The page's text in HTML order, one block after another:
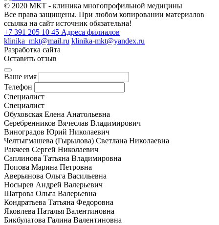
© 2020 МКТ - клиника многопрофильной медицины
Все права защищены. При любом копировании материалов
ссылка на сайт источник обязательна!
+7 391 205 10 45 Адреса филиалов
klinika_mkt@mail.ru klinika-mkt@yandex.ru
Разработка сайта
Оставить отзыв
Ваше имя
Телефон
Специалист
Специалист
Обуховская Елена Анатольевна
Серебренников Вячеслав Владимирович
Виноградов Юрий Николаевич
Челтыгмашева (Гырылова) Светлана Николаевна
Ракчеев Сергей Николаевич
Саплинова Татьяна Владимировна
Попова Марина Петровна
Аверьянова Ольга Васильевна
Носырев Андрей Валерьевич
Шатрова Ольга Валерьевна
Кондратьева Татьяна Федоровна
Яковлева Наталья Валентиновна
Бикбулатова Галина Валентиновна